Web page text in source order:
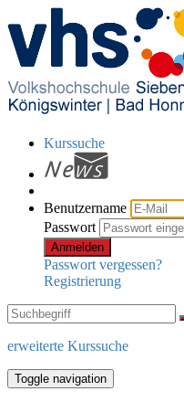
Kurssuche
Benutzername
Passwort
Anmelden
Passwort vergessen?
Registrierung
erweiterte Kurssuche
Toggle navigation